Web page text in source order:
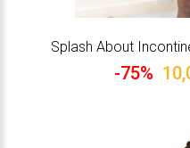
Splash About
-75%